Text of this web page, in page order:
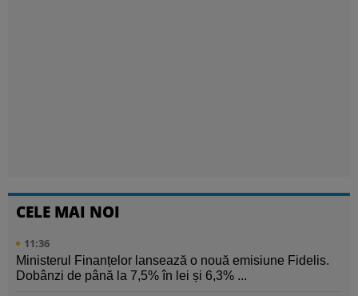
CELE MAI NOI
11:36
Ministerul Finanțelor lansează o nouă emisiune Fidelis.
Dobânzi de până la 7,5% în lei și 6,3% ...